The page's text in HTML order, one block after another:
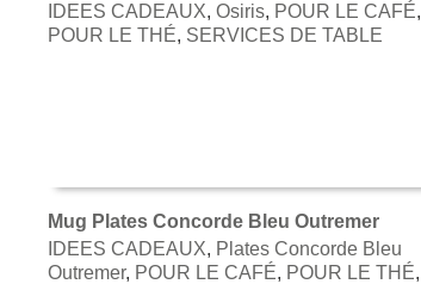
AJOUTER AU PANIER
IDEES CADEAUX,Osiris, POUR LE CAFÉ,
POUR LE THÉ, SERVICES DE TABLE
AJOUTER AU PANIER
Mug Plates Concorde Bleu Outremer
IDEES CADEAUX, Plates Concorde Bleu
Outremer, POUR LE CAFÉ, POUR LE THÉ,